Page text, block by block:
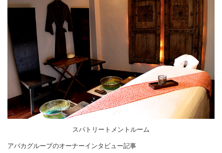
スパトリートメントルーム
アバカグループのオーナーインタビュー記事